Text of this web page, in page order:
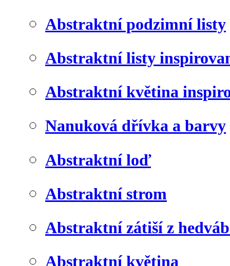
Abstraktní podzimní listy
Abstraktní listy
Abstraktní květina
Nanuková dřívka a barvy
Abstraktní loď
Abstraktní strom
Abstraktní zátiší z
Abstraktní květina